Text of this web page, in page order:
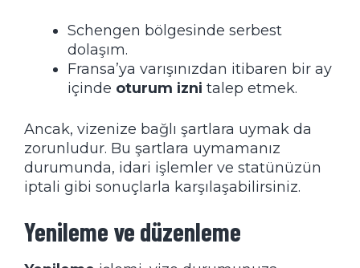
Schengen bölgesinde serbest
dolaşım.
Fransa’ya varışınızdan itibaren bir ay
içinde oturum izni talep etmek.
Ancak, vizenize bağlı şartlara uymak da
zorunludur. Bu şartlara uymamanız
durumunda, idari işlemler ve statünüzün
iptali gibi sonuçlarla karşılaşabilirsiniz.
Yenileme ve düzenleme